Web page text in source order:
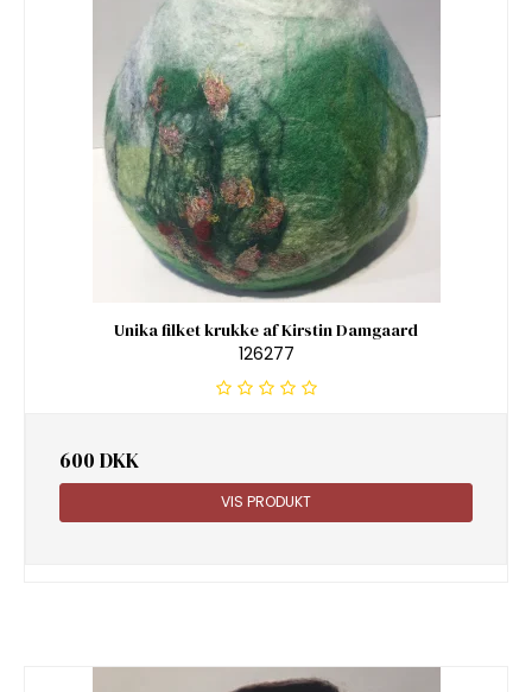
Unika filket krukke af Kirstin Damgaard
126277
600 DKK
VIS PRODUKT